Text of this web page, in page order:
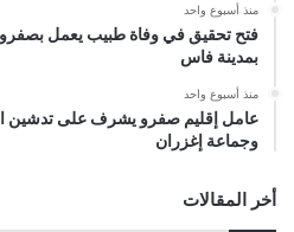
منذ أسبوع واحد
فتح تحقيق في وفاة طبيب يعمل
بمدينة فاس
منذ أسبوع واحد
عامل إقليم صفرو يشرف على تدشين
وجماعة إغزران
أخر المقالات